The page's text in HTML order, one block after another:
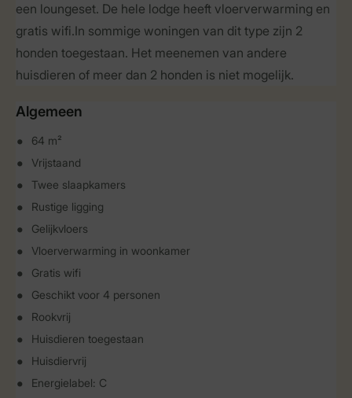
een loungeset. De hele lodge heeft vloerverwarming en
gratis wifi.In sommige woningen van dit type zijn 2
honden toegestaan. Het meenemen van andere
huisdieren of meer dan 2 honden is niet mogelijk.
Algemeen
64 m²
Vrijstaand
Twee slaapkamers
Rustige ligging
Gelijkvloers
Vloerverwarming in woonkamer
Gratis wifi
Geschikt voor 4 personen
Rookvrij
Huisdieren toegestaan
Huisdiervrij
Energielabel: C